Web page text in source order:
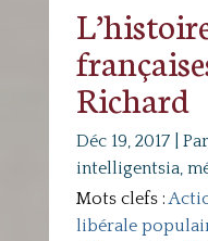
Richard
Déc 19, 2017|
intelligentsia,
Mots clefs :
libérale